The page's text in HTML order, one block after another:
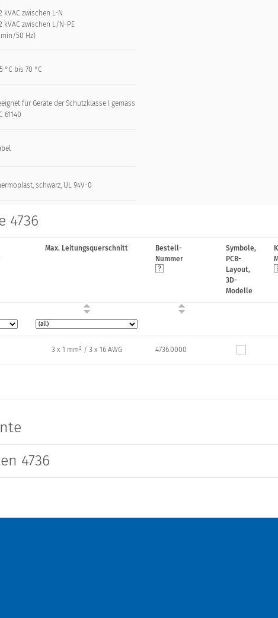
kVAC zwischen L-N
kVAC zwischen L/N-PE
min/50 Hz)
°C bis 70 °C
für Geräte der Schutzklasse I gemäss
61140
schwarz, UL 94V-0
4736
Max. Leitungsquerschnitt
Bestell-
Nummer
Symbole,
PCB-
Layout,
3D-
Modelle
3 x 1 mm² / 3 x 16 AWG 4736.0000
4736